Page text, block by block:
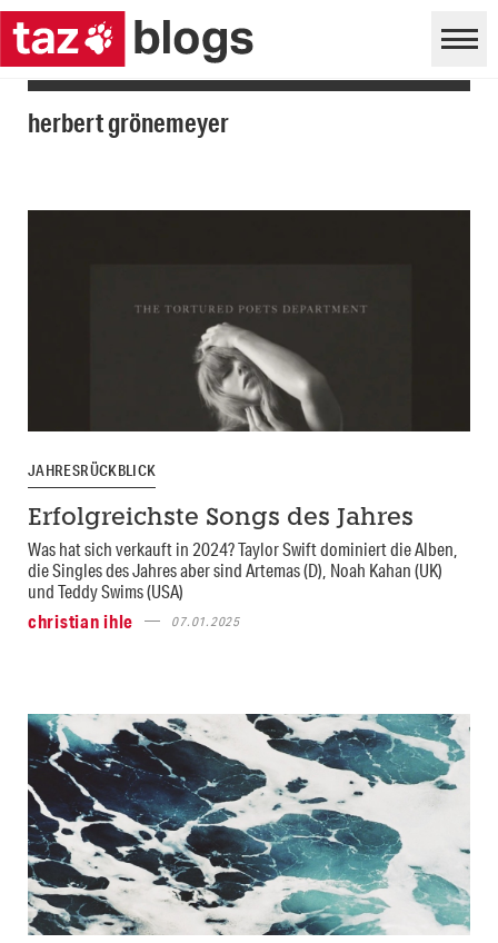
herbert grönemeyer
JAHRESRÜCKBLICK
Erfolgreichste Songs des Jahres
Was hat sich verkauft in 2024? Taylor Swift dominiert die Alben,
die Singles des Jahres aber sind Artemas (D), Noah Kahan (UK)
und Teddy Swims (USA)
christian ihle
07.01.2025